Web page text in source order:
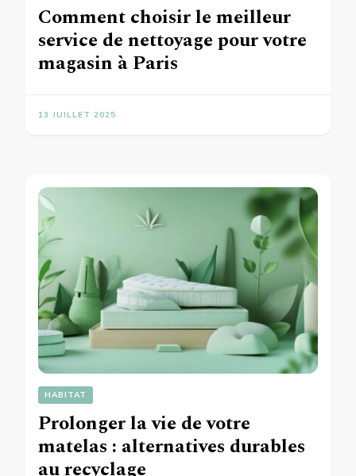
Comment choisir le meilleur
service de nettoyage pour votre
magasin à Paris
13 JUILLET 2025
HABITAT
Prolonger la vie de votre
matelas : alternatives durables
au recyclage